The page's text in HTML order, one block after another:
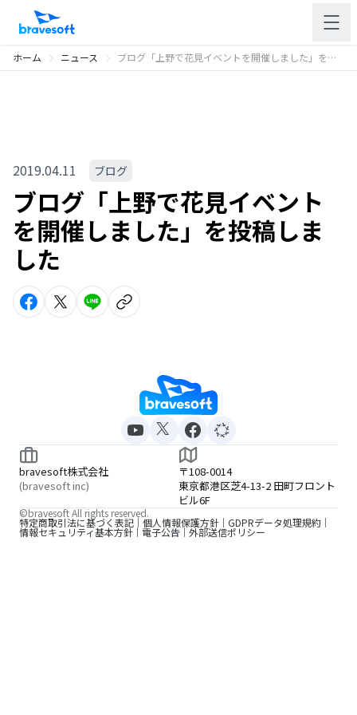
ホーム ニュース ブログ「上野で花見イベントを開催しました」を投稿しました
2019.04.11 ブログ
ブログ「上野で花見イベント
を開催しました」を投稿しま
した
bravesoft株式会社
(bravesoft inc)
〒108-0014
東京都港区芝4-13-2 田町フロント
ビル6F
特定商取引法に基づく表記 個人情報保護方針 GDPRデータ処理規約
情報セキュリティ基本方針 電子公告 外部送信ポリシー
©bravesoft All rights reserved.